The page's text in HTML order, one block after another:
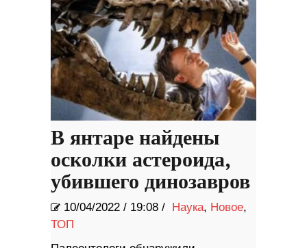
В янтаре найдены
осколки астероида,
убившего динозавров
10/04/2022 / 19:08 / Наука, Новое,
ТОП